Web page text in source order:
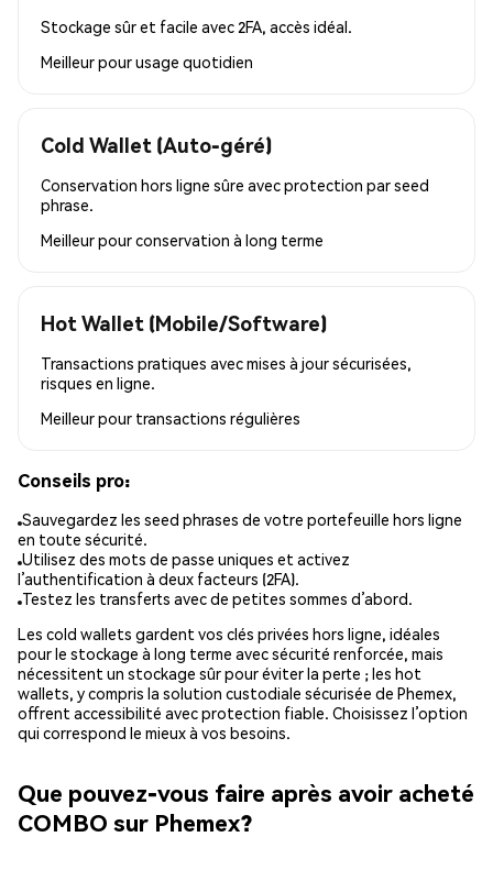
Stockage sûr et facile avec 2FA, accès idéal.
Meilleur pourusage quotidien
Cold Wallet (Auto-géré)
Conservation hors ligne sûre avec protection par seed
phrase.
Meilleur pourconservation à long terme
Hot Wallet (Mobile/Software)
Transactions pratiques avec mises à jour sécurisées,
risques en ligne.
Meilleur pour transactions régulières
Conseils pro:
Sauvegardez les seed phrases de votre portefeuille hors ligne
en toute sécurité.
Utilisez des mots de passe uniques et activez
l’authentification à deux facteurs (2FA).
Testez les transferts avec de petites sommes d’abord.
Les cold wallets gardent vos clés privées hors ligne, idéales
pour le stockage à long terme avec sécurité renforcée, mais
nécessitent un stockage sûr pour éviter la perte ; les hot
wallets, y compris la solution custodiale sécurisée de Phemex,
offrent accessibilité avec protection fiable. Choisissez l’option
qui correspond le mieux à vos besoins.
Que pouvez-vous faire après avoir acheté
COMBO sur Phemex?